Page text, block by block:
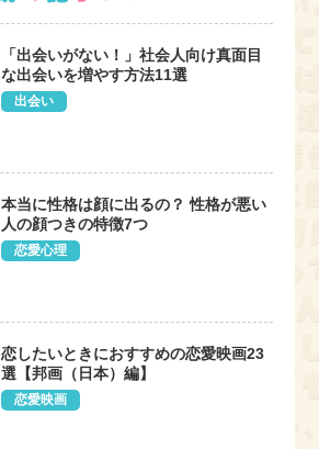
「出会いがない！」社会人向け真面目
な出会いを増やす方法11選
出会い
本当に性格は顔に出るの？ 性格が悪い
人の顔つきの特徴7つ
恋愛心理
恋したいときにおすすめの恋愛映画23
選【邦画（日本）編】
恋愛映画